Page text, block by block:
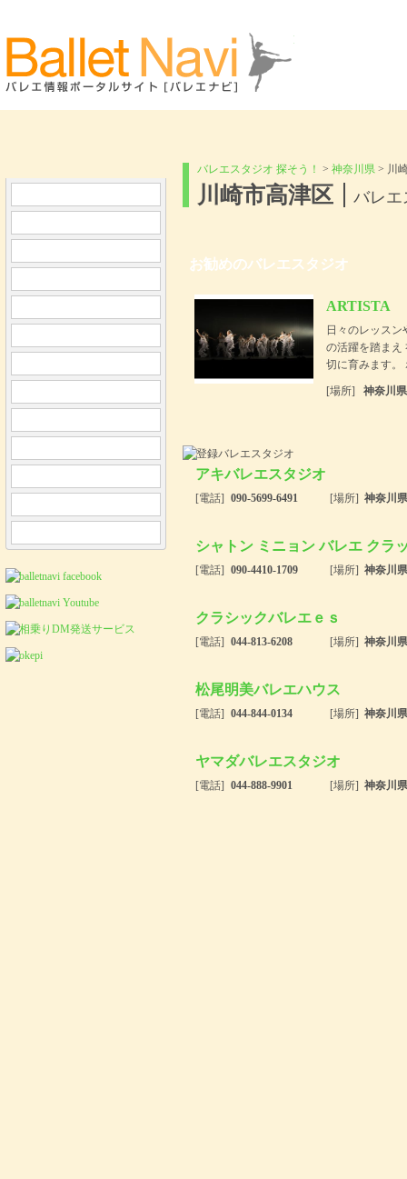
Ballet Navi バレエ情報
バレエスタジオ 探そう！ >神奈川県 > 川
川崎市高津区 バレエ
お勧めのバレエスタジオ
ARTISTA
日々のレッス
の活躍を踏まえ
切に育みます。
[場所] 神奈川
アキバレエスタジオ
[電話] 090-5699-6491 [場所] 神奈川
シャトン ミニョン バレエ クラ
[電話] 090-4410-1709 [場所] 神奈川
クラシックバレエｅｓ
[電話] 044-813-6208 [場所] 神奈川県
松尾明美バレエハウス
[電話] 044-844-0134 [場所] 神奈川県
ヤマダバレエスタジオ
[電話] 044-888-9901 [場所] 神奈川県